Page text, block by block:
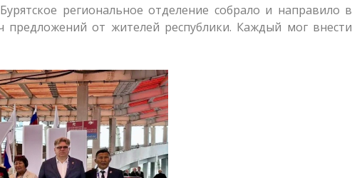
региональное отделение собрало и направило в
предложений от жителей республики. Каждый мог внести